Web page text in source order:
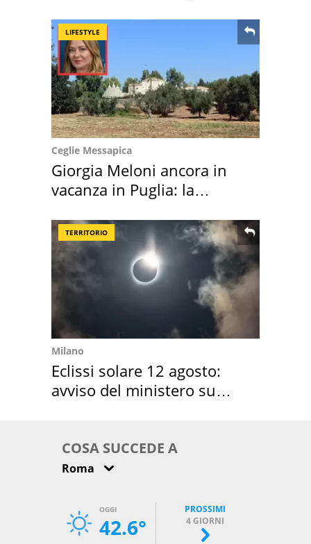
LIFESTYLE
Ceglie Messapica
Giorgia Meloni ancora in
vacanza in Puglia: la
TERRITORIO
Milano
Eclissi solare 12 agosto:
avviso del ministero su